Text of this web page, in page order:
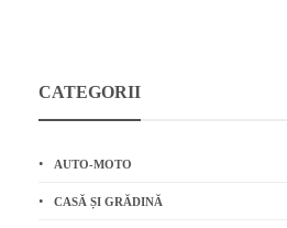
CATEGORII
AUTO-MOTO
CASĂ ȘI GRĂDINĂ